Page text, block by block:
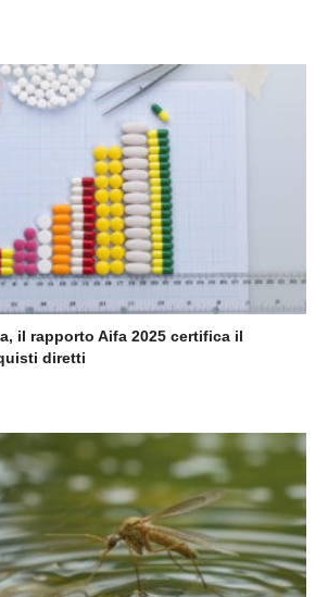
il rapporto Aifa 2025 certifica il
diretti